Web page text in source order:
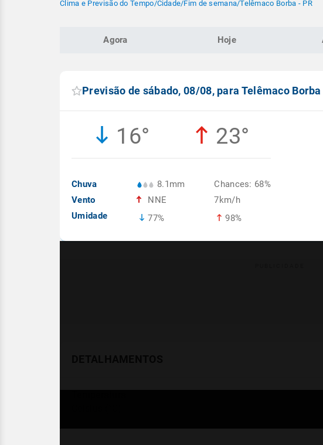
Clima e Previsão do Tempo/Cidade/Fim de semana/Telêmaco Borba - PR
Agora Hoje
Previsão de sábado, 08/08, para Telêmaco Borba
16° 23°
Chuva
Vento
Umidade
8.1mm
NNE
77%
Chances: 68%
7km/h
98%